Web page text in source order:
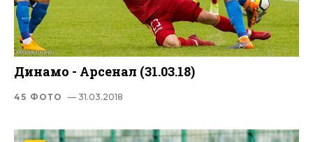
Динамо - Арсенал (31.03.18)
45 ФОТО — 31.03.2018